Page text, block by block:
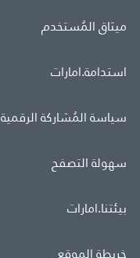
ميثاق المُستخدم
استدامة.امارات
سياسة المُشاركة الرقمية
سهولة التصفح
بيئتنا.امارات
خريطة الموقع